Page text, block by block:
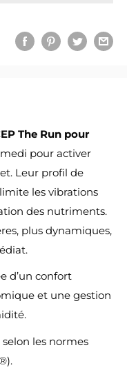
The Run pour
pour activer
Leur profil de
les vibrations
des nutriments.
plus dynamiques,
d’un confort
et une gestion
les normes